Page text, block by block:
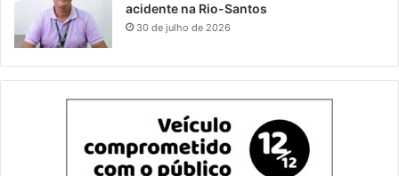
acidente na Rio-Santos
30 de julho de 2026